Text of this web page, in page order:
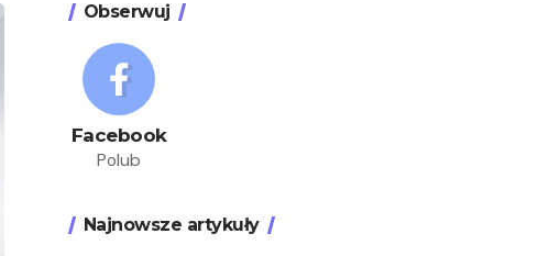
Obserwuj
Facebook
Polub
Najnowsze artykuły